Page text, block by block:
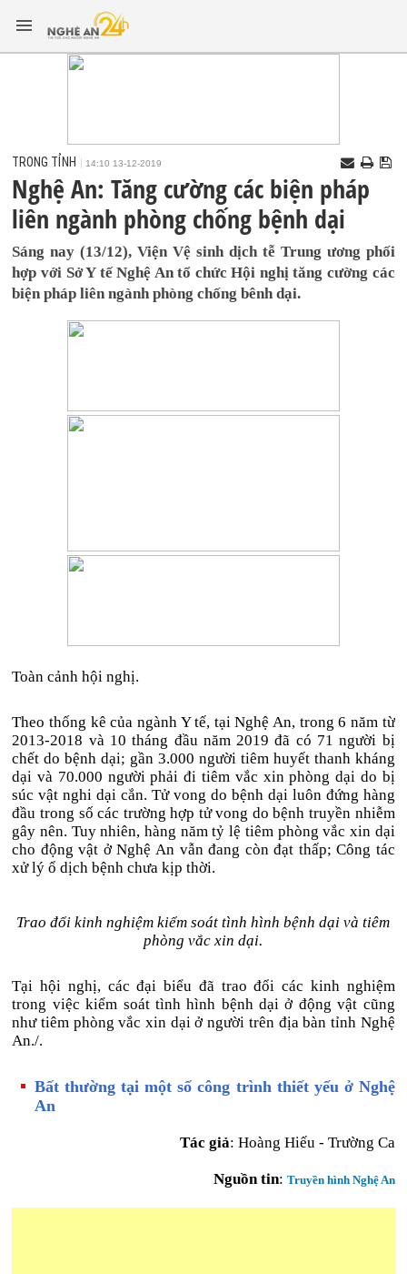
TRONG TỈNH 14:10 13-12-2019
Nghệ An: Tăng cường các biện pháp
liên ngành phòng chống bệnh dại
Sáng nay (13/12), Viện Vệ sinh dịch tễ Trung ương phối
hợp với Sở Y tế Nghệ An tổ chức Hội nghị tăng cường các
biện pháp liên ngành phòng chống bênh dại.
Toàn cảnh hội nghị.
Theo thống kê của ngành Y tế, tại Nghệ An, trong 6 năm từ
2013-2018 và 10 tháng đầu năm 2019 đã có 71 người bị
chết do bệnh dại; gần 3.000 người tiêm huyết thanh kháng
dại và 70.000 người phải đi tiêm vắc xin phòng dại do bị
súc vật nghi dại cắn. Tử vong do bệnh dại luôn đứng hàng
đầu trong số các trường hợp tử vong do bệnh truyền nhiễm
gây nên. Tuy nhiên, hàng năm tỷ lệ tiêm phòng vắc xin dại
cho động vật ở Nghệ An vẫn đang còn đạt thấp; Công tác
xử lý ổ dịch bệnh chưa kịp thời.
Trao đổi kinh nghiệm kiểm soát tình hình bệnh dại và tiêm
phòng vắc xin dại.
Tại hội nghị, các đại biểu đã trao đổi các kinh nghiệm
trong việc kiểm soát tình hình bệnh dại ở động vật cũng
như tiêm phòng vắc xin dại ở người trên địa bàn tỉnh Nghệ
An./.
Bất thường tại một số công trình thiết yếu ở Nghệ
An
Tác giả: Hoàng Hiếu - Trường Ca
Nguồn tin: Truyền hình Nghệ An